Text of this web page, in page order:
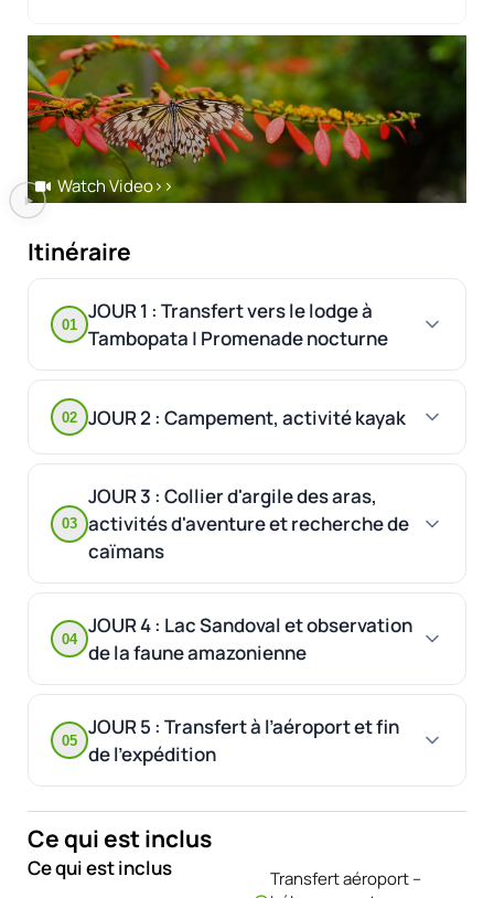
Watch Video>>
Itinéraire
01
JOUR 1 : Transfert vers le lodge à
Tambopata | Promenade nocturne
02 JOUR 2 : Campement, activité kayak
03
JOUR 3 : Collier d'argile des aras,
activités d'aventure et recherche de
caïmans
04
JOUR 4 : Lac Sandoval et observation
de la faune amazonienne
05
JOUR 5 : Transfert à l’aéroport et fin
de l’expédition
Ce qui est inclus
Ce qui est inclus
Transfert aéroport –